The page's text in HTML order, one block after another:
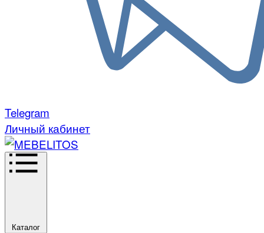
Telegram
Личный кабинет
Каталог